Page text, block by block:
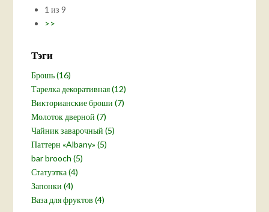
1 из 9
>>
Тэги
Брошь (16)
Тарелка декоративная (12)
Викторианские броши (7)
Молоток дверной (7)
Чайник заварочный (5)
Паттерн «Albany» (5)
bar brooch (5)
Статуэтка (4)
Запонки (4)
Ваза для фруктов (4)